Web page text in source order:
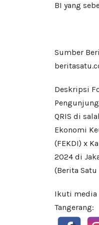
BI yang
Sumber
Deskripsi
QRIS di
Ekonomi
(FEKDI) x
2024 di
(Berita
Ikuti media
Tangerang: